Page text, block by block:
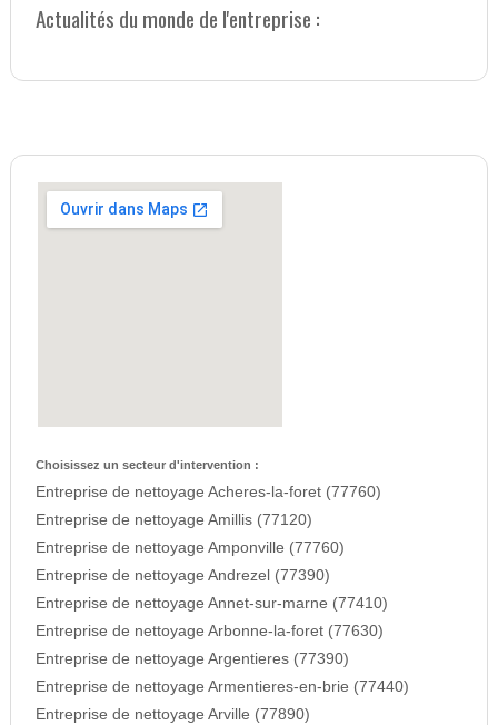
Actualités du monde de l'entreprise :
Choisissez un secteur d'intervention :
Entreprise de nettoyage Acheres-la-foret (77760)
Entreprise de nettoyage Amillis (77120)
Entreprise de nettoyage Amponville (77760)
Entreprise de nettoyage Andrezel (77390)
Entreprise de nettoyage Annet-sur-marne (77410)
Entreprise de nettoyage Arbonne-la-foret (77630)
Entreprise de nettoyage Argentieres (77390)
Entreprise de nettoyage Armentieres-en-brie (77440)
Entreprise de nettoyage Arville (77890)